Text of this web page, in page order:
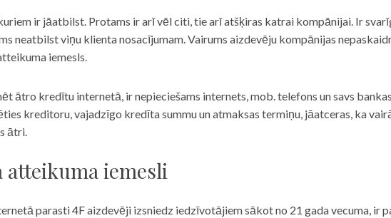
ir jāatbilst. Protams ir arī vēl citi, tie arī atšķiras katrai kompānijai. Ir
neatbilst viņu klienta nosacījumam. Vairums aizdevēju kompānijas
iemesls.
ātro kredītu internetā, ir nepieciešams internets, mob. telefons un savs
kreditoru, vajadzīgo kredīta summu un atmaksas termiņu, jāatceras, ka
ātri.
iemesli
parasti 4F aizdevēji izsniedz iedzīvotājiem sākot no 21 gada vecuma, ir